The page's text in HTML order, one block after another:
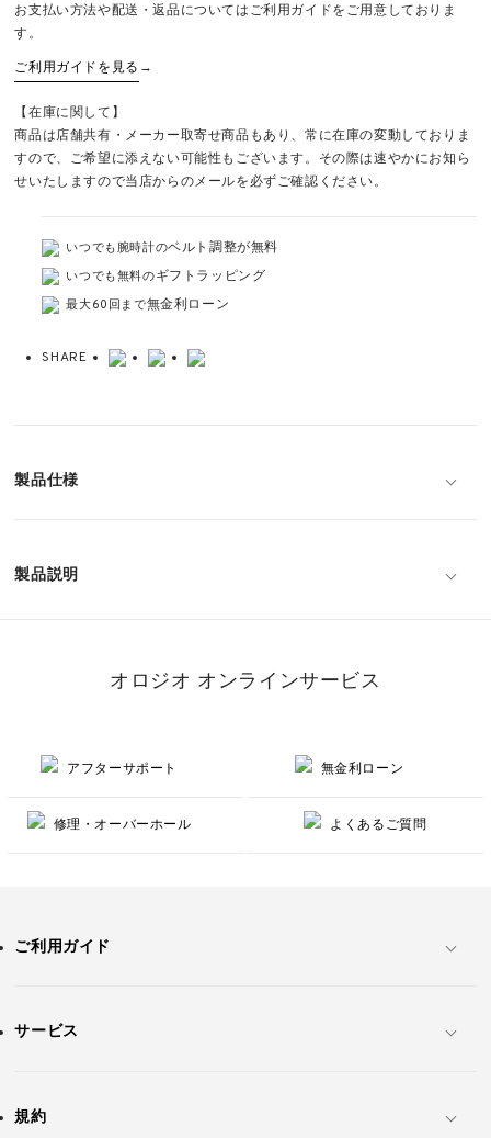
お支払い方法や配送・返品についてはご利用ガイドをご用意しておりま
す。
ご利用ガイドを見る →
【在庫に関して】
商品は店舗共有・メーカー取寄せ商品もあり、常に在庫の変動しておりま
すので、ご希望に添えない可能性もございます。その際は速やかにお知ら
せいたしますので当店からのメールを必ずご確認ください。
いつでも腕時計のベルト調整が無料
いつでも無料のギフトラッピング
最大60回まで無金利ローン
SHARE
製品仕様
製品説明
オロジオ オンラインサービス
アフターサポート 無金利ローン
修理・オーバーホール よくあるご質問
ご利用ガイド
サービス
規約